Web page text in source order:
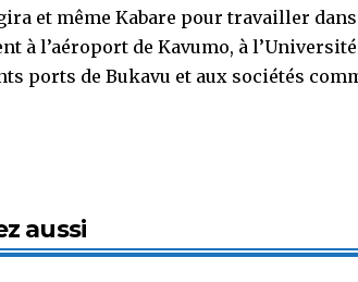
et même Kabare pour travailler
à l’aéroport de Kavumo, à
ports de Bukavu et aux sociétés
aussi